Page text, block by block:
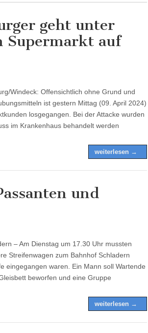
geht unter
Supermarkt auf
Windeck: Offensichtlich ohne Grund und
ist gestern Mittag (09. April 2024)
losgegangen. Bei der Attacke wurden
im Krankenhaus behandelt werden
weiterlesen →
und
– Am Dienstag um 17.30 Uhr mussten
Streifenwagen zum Bahnhof Schladern
eingegangen waren. Ein Mann soll Wartende
beworfen und eine Gruppe
weiterlesen →